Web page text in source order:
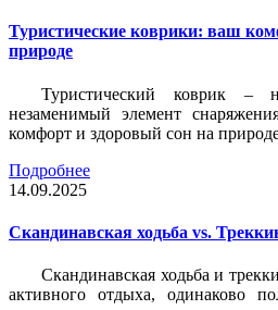
Туристические коврики: ваш
природе
Туристический коврик –
незаменимый элемент
комфорт и здоровый сон на
Подробнее
14.09.2025
Скандинавская ходьба vs.
Скандинавская ходьба и
активного отдыха, одинаково